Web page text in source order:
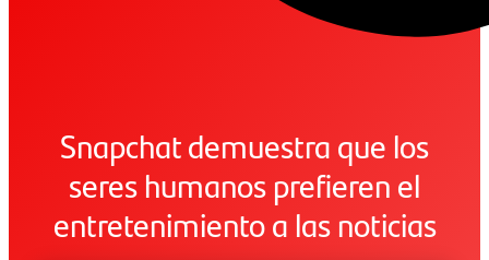
Snapchat demuestra que los
seres humanos prefieren el
entretenimiento a las noticias